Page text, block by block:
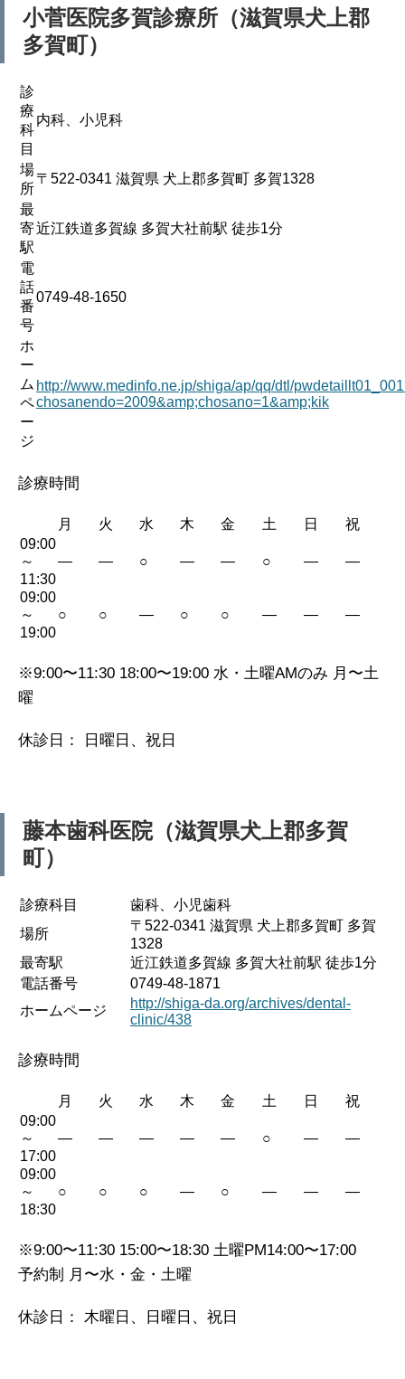
小菅医院多賀診療所（滋賀県犬上郡
多賀町）
診
療
科
目
内科、小児科
場
所
〒522-0341 滋賀県 犬上郡多賀町 多賀1328
最
寄
駅
近江鉄道多賀線 多賀大社前駅 徒歩1分
電
話
番
号
0749-48-1650
ホ
ー
ム
ペ
ー
ジ
http://www.medinfo.ne.jp/shiga/ap/qq/dtl/
chosanendo=2009&amp;chosano=1&amp;kik
診療時間
月 火 水 木 金 土 日
祝
09:00
～
11:30
— — ○ — — ○ — —
09:00
～
19:00
○ ○ — ○ ○ — — —
※9:00〜11:30 18:00〜19:00 水・土曜AMのみ 月〜土
曜
休診日： 日曜日、祝日
藤本歯科医院（滋賀県犬上郡多賀
町）
診療科目
歯科、小児歯科
場所
〒522-0341 滋賀県 犬上郡多賀町 多賀
1328
最寄駅
近江鉄道多賀線 多賀大社前駅 徒歩1分
電話番号
0749-48-1871
ホームページ
http://shiga-da.org/archives/dental-
clinic/438
診療時間
月 火 水 木 金 土 日
祝
09:00
～
17:00
— — — — — ○ — —
09:00
～
18:30
○ ○ ○ — ○ — — —
※9:00〜11:30 15:00〜18:30 土曜PM14:00〜17:00
予約制 月〜水・金・土曜
休診日： 木曜日、日曜日、祝日